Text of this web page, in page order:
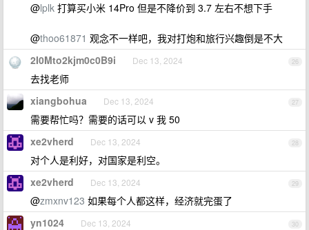
@lplk 打算买小米 14Pro 但是不降价到 3.7 左右不想下手
@thoo61871 观念不一样吧，我对打炮和旅行兴趣倒是不大
26
2I0Mto2kjm0c0B9i Dec 13, 2024
去找老师
27
xiangbohua Dec 13, 2024
需要帮忙吗？需要的话可以 v 我 50
28
xe2vherd Dec 13, 2024
对个人是利好，对国家是利空。
29
xe2vherd Dec 13, 2024
@zmxnv123 如果每个人都这样，经济就完蛋了
30
yn1024 Dec 13, 2024